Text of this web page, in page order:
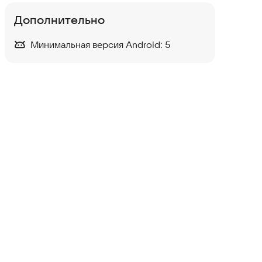
Дополнительно
Минимальная версия Android: 5